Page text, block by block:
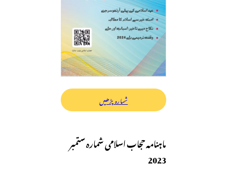
شمارہ پڑھیں
ماہنامہ حجاب اسلامی شمارہ ستمبر
2023